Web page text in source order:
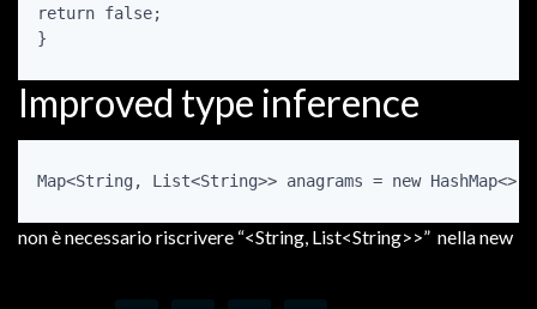
return false;
}
Improved type inference
Map<String, List<String>> anagrams = new
non è necessario riscrivere “<String, List<String>>” nella new